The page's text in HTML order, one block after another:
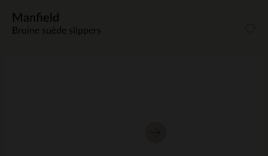
Manfield
Bruine suède slippers